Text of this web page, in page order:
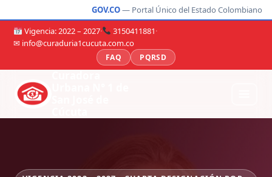
GOV.CO— Portal Único del Estado Colombiano
Vigencia: 2022 – 2027· 3150411881·
✉ info@curaduria1cucuta.com.co
FAQ PQRSD